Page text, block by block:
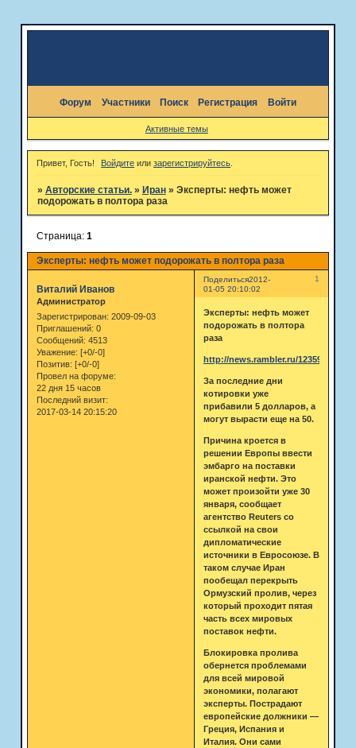
Форум Участники Поиск Регистрация Войти
Активные темы
Привет, Гость! Войдите илизарегистрируйтесь
» Авторские статьи. » Иран » Эксперты: нефть может
подорожать в полтора раза
Эксперты: нефть может подорожать в полтора раза
Страница: 1
Поделиться 1
2012-
01-05 20:10:02
Виталий Иванов
Администратор
Зарегистрирован: 2009-09-03
Приглашений: 0
Сообщений: 4513
Уважение: [+0/-0]
Позитив: [+0/-0]
Провел на форуме:
22 дня 15 часов
Последний визит:
2017-03-14 20:15:20
Эксперты: нефть может
подорожать в полтора
раза
http://news.rambler.ru/12359882/
За последние дни
котировки уже
прибавили 5 долларов, а
могут вырасти еще на 50.
Причина кроется в
решении Европы ввести
эмбарго на поставки
иранской нефти. Это
может произойти уже 30
января, сообщает
агентство Reuters со
ссылкой на свои
дипломатические
источники в Евросоюзе. В
таком случае Иран
пообещал перекрыть
Ормузский пролив, через
который проходит пятая
часть всех мировых
поставок нефти.
Блокировка пролива
обернется проблемами
для всей мировой
экономики, полагают
эксперты. Пострадают
европейские должники —
Греция, Испания и
Италия. Они сами